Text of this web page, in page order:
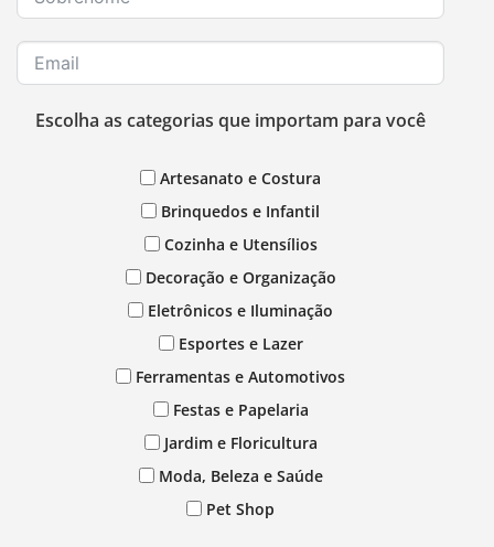
Escolha as categorias que importam para você
Artesanato e Costura
Brinquedos e Infantil
Cozinha e Utensílios
Decoração e Organização
Eletrônicos e Iluminação
Esportes e Lazer
Ferramentas e Automotivos
Festas e Papelaria
Jardim e Floricultura
Moda, Beleza e Saúde
Pet Shop